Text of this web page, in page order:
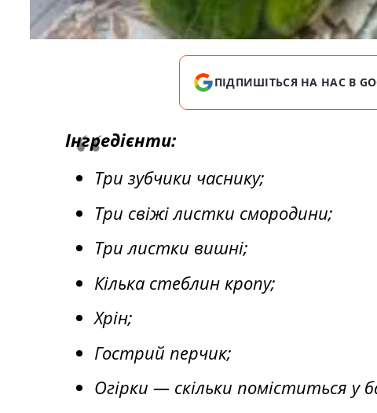
ПІДПИШІТЬСЯ НА НАС В
Інгредієнти:
Три зубчики часнику;
Три свіжі листки смородини;
Три листки вишні;
Кілька стеблин кропу;
Хрін;
Гострий перчик;
Огірки — скільки поміститься у